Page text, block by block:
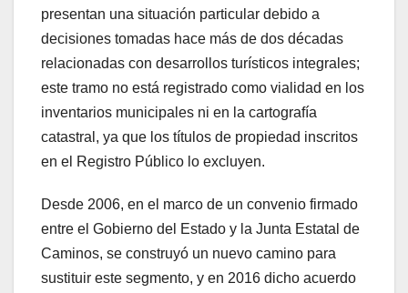
presentan una situación particular debido a
decisiones tomadas hace más de dos décadas
relacionadas con desarrollos turísticos integrales;
este tramo no está registrado como vialidad en los
inventarios municipales ni en la cartografía
catastral, ya que los títulos de propiedad inscritos
en el Registro Público lo excluyen.
Desde 2006, en el marco de un convenio firmado
entre el Gobierno del Estado y la Junta Estatal de
Caminos, se construyó un nuevo camino para
sustituir este segmento, y en 2016 dicho acuerdo